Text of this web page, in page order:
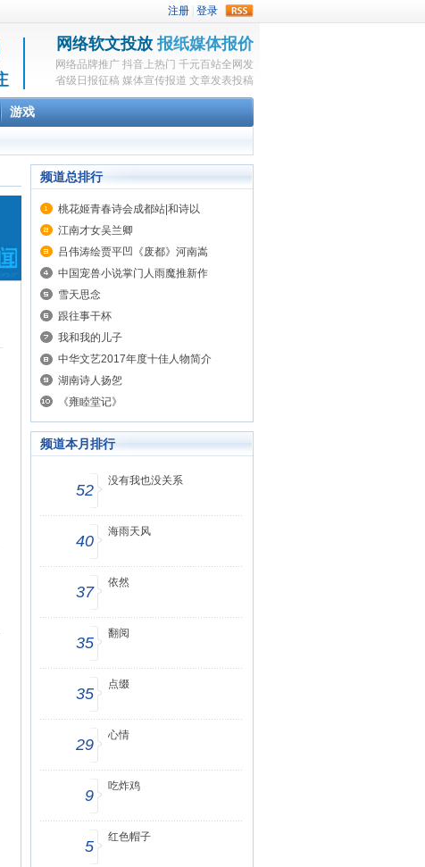
网络软文投放 报纸媒体报价
网络品牌推广 抖音上热门 千元百站全网发
省级日报征稿 媒体宣传报道 文章发表投稿
游戏
频道总排行
桃花姬青春诗会成都站|和诗以
江南才女吴兰卿
吕伟涛绘贾平凹《废都》河南嵩
中国宠兽小说掌门人雨魔推新作
雪天思念
跟往事干杯
我和我的儿子
中华文艺2017年度十佳人物简介
湖南诗人扬乫
《雍睦堂记》
频道本月排行
52
没有我也没关系
40
海雨天风
37
依然
35
翻阅
35
点缀
29
心情
9
吃炸鸡
5
红色帽子